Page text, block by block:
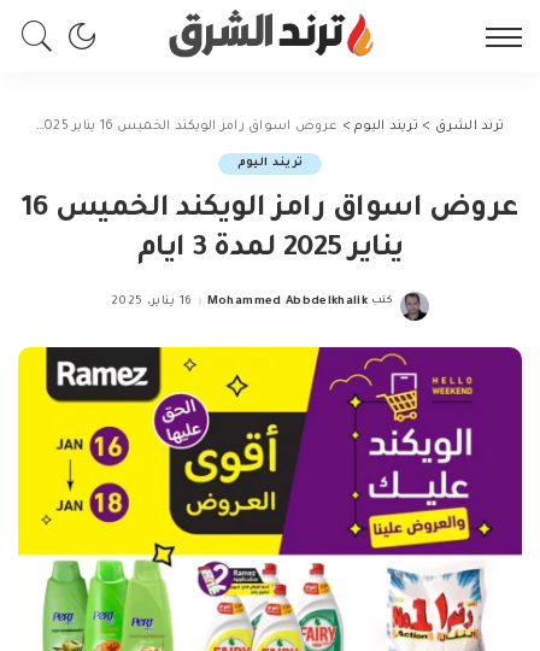
ترند الشرق > تريند اليوم> عروض اسواق رامز الويكند الخميس 16 يناير 2025 لمدة 3 ايام
تريند اليوم
عروض اسواق رامز الويكند الخميس 16
يناير 2025 لمدة 3 ايام
Posted
كتب Mohammed Abbdelkhalik 16 يناير، 2025